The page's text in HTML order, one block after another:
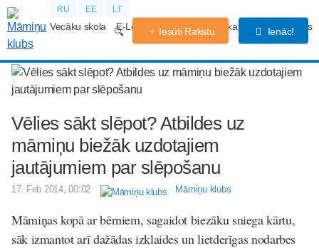
RU EE LT
Vecāku skola E-Lekcijas Grūtniecības kalendārs Forums
Iesūti Rakstu Ienāc!
Vēlies sākt slēpot? Atbildes uz
māmiņu biežāk uzdotajiem
jautājumiem par slēpošanu
17. Feb 2014, 00:02 Māmiņu klubs
Māmiņas kopā ar bērniem, sagaidot biezāku sniega kārtu,
sāk izmantot arī dažādas izklaides un lietderīgas nodarbes